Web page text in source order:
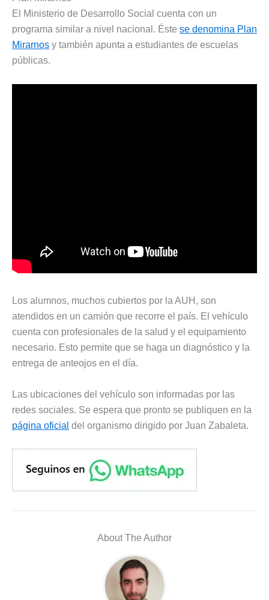
El Ministerio de Desarrollo Social cuenta con un
programa similar a nivel nacional. Éste se denomina Plan
Mirarnos y también apunta a estudiantes de escuelas
públicas.
Los alumnos, muchos cubiertos por la AUH, son
atendidos en un camión que recorre el país. El vehículo
cuenta con profesionales de la salud y el equipamiento
necesario. Esto permite que se haga un diagnóstico y la
entrega de anteojos en el día.
Las ubicaciones del vehículo son informadas por las
redes sociales. Se espera que pronto se publiquen en la
página oficial del organismo dirigido por Juan Zabaleta.
About The Author